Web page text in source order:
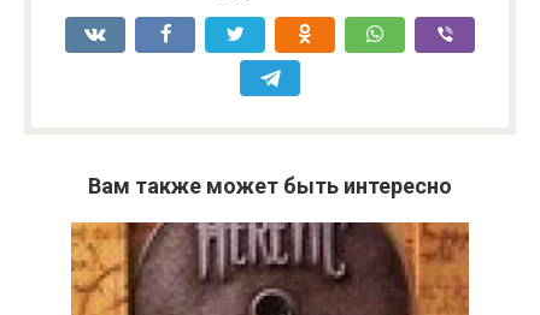
Вам также может быть интересно